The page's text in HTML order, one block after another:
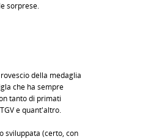
sorprese.
della medaglia
che ha sempre
tanto di primati
e quant'altro.
sviluppata (certo, con